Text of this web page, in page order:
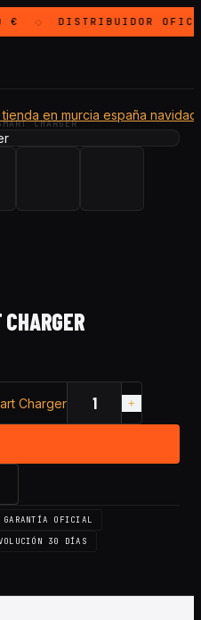
€ ◇ DISTRIBUIDOR
CHARGER
Charger
GARANTÍA OFICIAL
30 DÍAS